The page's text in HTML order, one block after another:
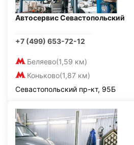
Автосервис Севастопольский
+7 (499) 653-72-12
Беляево(1,59 км)
Коньково(1,87 км)
Севастопольский пр-кт, 95Б